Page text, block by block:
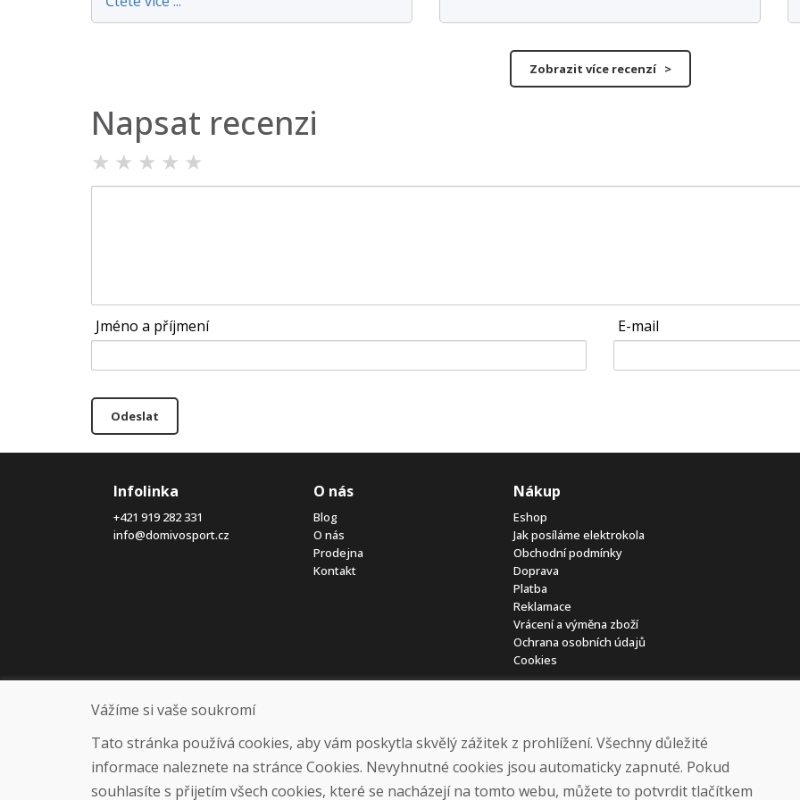
Zobrazit více recenzí >
Napsat recenzi
★ ★ ★ ★ ★
Jméno a příjmení E-mail
Odeslat
Infolinka
+421 919 282 331
info@domivosport.cz
O nás
Blog
O nás
Prodejna
Kontakt
Nákup
Eshop
Jak posíláme elektrokola
Obchodní podmínky
Doprava
Platba
Reklamace
Vrácení a výměna zboží
Ochrana osobních údajů
Cookies
Vážíme si vaše soukromí
Tato stránka používá cookies, aby vám poskytla skvělý zážitek z prohlížení. Všechny důležité
informace naleznete na stránce Cookies. Nevyhnutné cookies jsou automaticky zapnuté. Pokud
souhlasíte s přijetím všech cookies, které se nacházejí na tomto webu, můžete to potvrdit tlačítkem